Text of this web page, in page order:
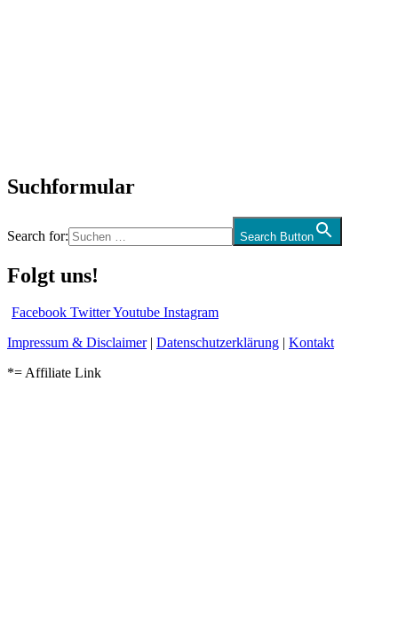
Suchformular
Search for: Search Button
Folgt uns!
Facebook TwitterYoutube Instagram
Impressum & Disclaimer| Datenschutzerklärung | Kontakt
*= Affiliate Link